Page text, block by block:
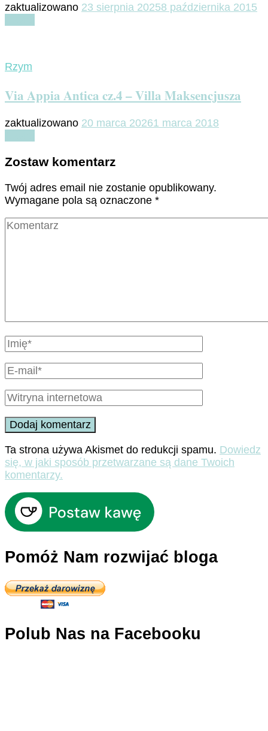
zaktualizowano 23 sierpnia 20258 października 2015
Rzym
Via Appia Antica cz.4 – Villa Maksencjusza
zaktualizowano 20 marca 20261 marca 2018
Zostaw komentarz
Twój adres email nie zostanie opublikowany.
Wymagane pola są oznaczone *
Ta strona używa Akismet do redukcji spamu. Dowiedz
się, w jaki sposób przetwarzane są dane Twoich
komentarzy.
Pomóż Nam rozwijać bloga
Polub Nas na Facebooku